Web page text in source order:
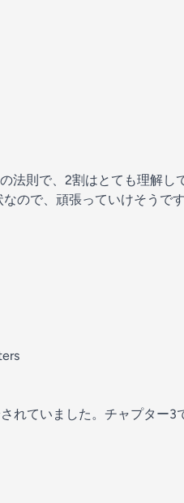
法則で、2割はとても理解し
ので、頑張っていけそうです
ていました。チャプター3